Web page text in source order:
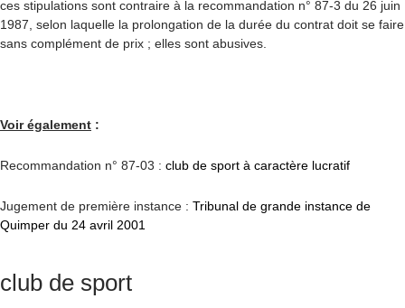
ces stipulations sont contraire à la recommandation n° 87-3 du 26 juin
1987, selon laquelle la prolongation de la durée du contrat doit se faire
sans complément de prix ; elles sont abusives.
Voir également :
Recommandation n° 87-03 : club de sport à caractère lucratif
Jugement de première instance : Tribunal de grande instance de
Quimper du 24 avril 2001
club de sport